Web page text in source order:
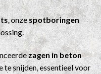
, onzespotboringen
zagen in beton
snijden, essentieel voor